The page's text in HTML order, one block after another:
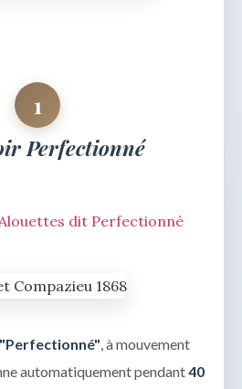
1
Perfectionné
"Perfectionné", à mouvement
automatiquement pendant40